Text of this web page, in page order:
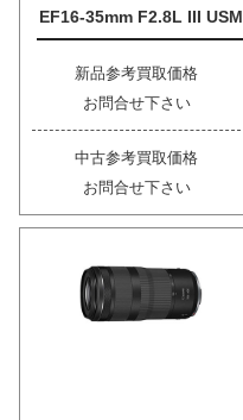
EF16-35mm F2.8L III USM
新品参考買取価格
お問合せ下さい
中古参考買取価格
お問合せ下さい